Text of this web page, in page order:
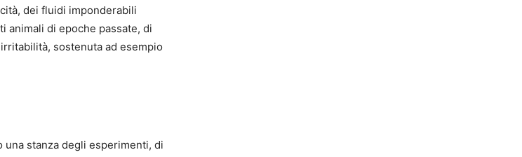
dei fluidi imponderabili
animali di epoche passate, di
sostenuta ad esempio
una stanza degli esperimenti, di